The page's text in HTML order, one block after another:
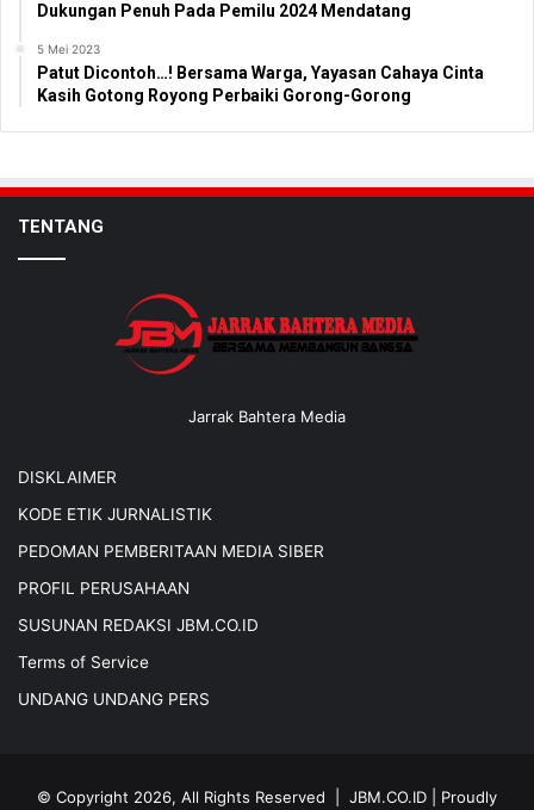
Dukungan Penuh Pada Pemilu 2024 Mendatang
5 Mei 2023
Patut Dicontoh…! Bersama Warga, Yayasan Cahaya Cinta
Kasih Gotong Royong Perbaiki Gorong-Gorong
TENTANG
Jarrak Bahtera Media
DISKLAIMER
KODE ETIK JURNALISTIK
PEDOMAN PEMBERITAAN MEDIA SIBER
PROFIL PERUSAHAAN
SUSUNAN REDAKSI JBM.CO.ID
Terms of Service
UNDANG UNDANG PERS
© Copyright 2026, All Rights Reserved | JBM.CO.ID | Proudly